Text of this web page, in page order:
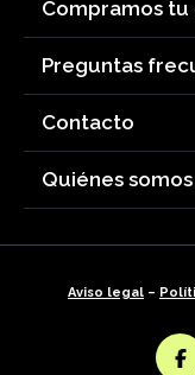
Compramos tu
Preguntas
Contacto
Quiénes somos
Aviso legal –